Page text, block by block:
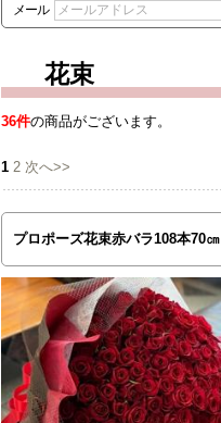
メール
花束
36件の商品がございます。
1 2 次へ>>
プロポーズ花束赤バラ108本70㎝